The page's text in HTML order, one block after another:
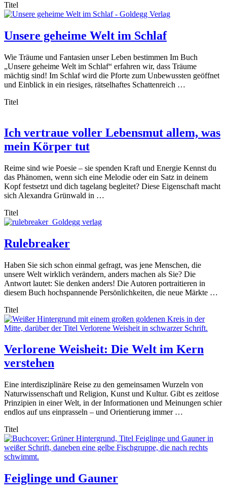
Titel
Unsere geheime Welt im Schlaf
Wie Träume und Fantasien unser Leben bestimmen Im Buch
„Unsere geheime Welt im Schlaf“ erfahren wir, dass Träume
mächtig sind! Im Schlaf wird die Pforte zum Unbewussten geöffnet
und Einblick in ein riesiges, rätselhaftes Schattenreich …
Titel
Ich vertraue voller Lebensmut allem, was
mein Körper tut
Reime sind wie Poesie – sie spenden Kraft und Energie Kennst du
das Phänomen, wenn sich eine Melodie oder ein Satz in deinem
Kopf festsetzt und dich tagelang begleitet? Diese Eigenschaft macht
sich Alexandra Grünwald in …
Titel
Rulebreaker
Haben Sie sich schon einmal gefragt, was jene Menschen, die
unsere Welt wirklich verändern, anders machen als Sie? Die
Antwort lautet: Sie denken anders! Die Autoren portraitieren in
diesem Buch hochspannende Persönlichkeiten, die neue Märkte …
Titel
Verlorene Weisheit: Die Welt im Kern
verstehen
Eine interdisziplinäre Reise zu den gemeinsamen Wurzeln von
Naturwissenschaft und Religion, Kunst und Kultur. Gibt es zeitlose
Prinzipien in einer Welt, in der Informationen und Meinungen schier
endlos auf uns einprasseln – und Orientierung immer …
Titel
Feiglinge und Gauner